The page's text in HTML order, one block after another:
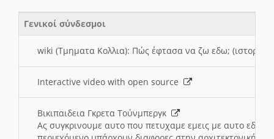
Γενικοί σύνδεσμοι
wiki (Τμηματα Κολλια): Πώς έφτασα να ζω εδω; (ιστορια)
Interactive video with open source
Βικιπαιδεια Γκρετα Τούνμπεργκ
Ας συγκρινουμε αυτο που πετυχαμε εμεις με αυτο εδω